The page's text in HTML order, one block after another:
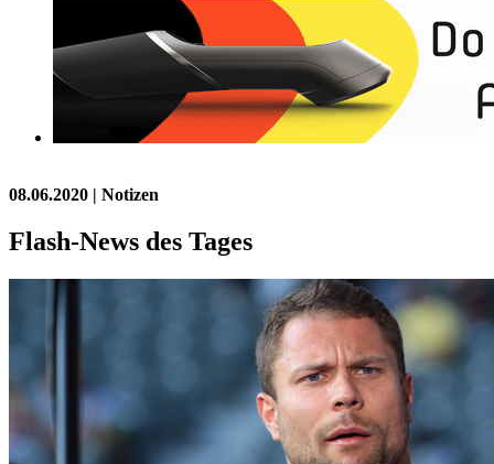
08.06.2020 | Notizen
Flash-News des Tages